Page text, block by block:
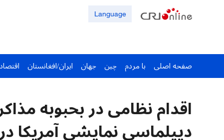
Language
صفحه اصلی با مردم چین جهان ایران/افغانستان
اقدام نظامی در بحبوبه
دیپلماسی نمایشی آمریکا